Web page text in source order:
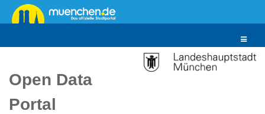
Überspringen
zum
Toggle
Open Data
Portal